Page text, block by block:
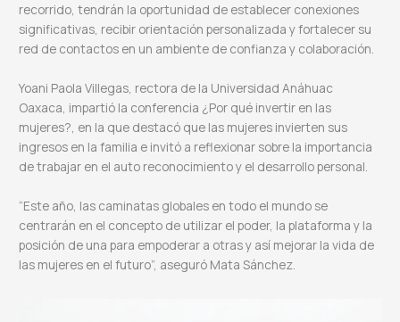
recorrido, tendrán la oportunidad de establecer conexiones
significativas, recibir orientación personalizada y fortalecer su
red de contactos en un ambiente de confianza y colaboración.
Yoani Paola Villegas, rectora de la Universidad Anáhuac
Oaxaca, impartió la conferencia ¿Por qué invertir en las
mujeres?, en la que destacó que las mujeres invierten sus
ingresos en la familia e invitó a reflexionar sobre la importancia
de trabajar en el auto reconocimiento y el desarrollo personal.
“Este año, las caminatas globales en todo el mundo se
centrarán en el concepto de utilizar el poder, la plataforma y la
posición de una para empoderar a otras y así mejorar la vida de
las mujeres en el futuro”, aseguró Mata Sánchez.